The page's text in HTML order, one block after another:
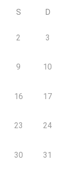
S D
2 3
9 10
16 17
23 24
30 31